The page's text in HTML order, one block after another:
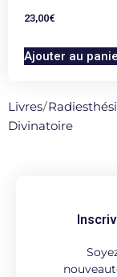
23,00€
Ajouter au
Livres/
Divinatoire